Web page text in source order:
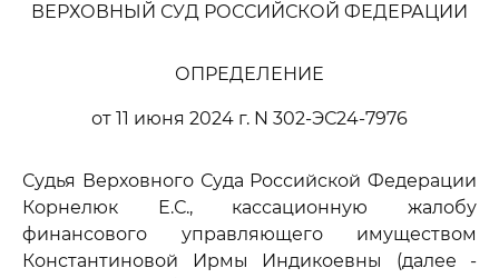
ВЕРХОВНЫЙ СУД РОССИЙСКОЙ ФЕДЕРАЦИИ
ОПРЕДЕЛЕНИЕ
от 11 июня 2024 г. N 302-ЭС24-7976
Судья Верховного Суда Российской Федерации
Корнелюк Е.С., кассационную жалобу
финансового управляющего имуществом
Константиновой Ирмы Индикоевны (далее -